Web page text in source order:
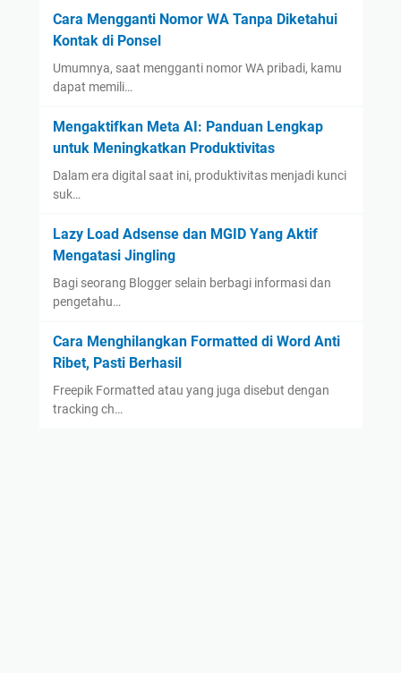
Cara Mengganti Nomor WA Tanpa Diketahui
Kontak di Ponsel
Umumnya, saat mengganti nomor WA pribadi, kamu
dapat memili…
Mengaktifkan Meta AI: Panduan Lengkap
untuk Meningkatkan Produktivitas
Dalam era digital saat ini, produktivitas menjadi kunci
suk…
Lazy Load Adsense dan MGID Yang Aktif
Mengatasi Jingling
Bagi seorang Blogger selain berbagi informasi dan
pengetahu…
Cara Menghilangkan Formatted di Word Anti
Ribet, Pasti Berhasil
Freepik Formatted atau yang juga disebut dengan
tracking ch…